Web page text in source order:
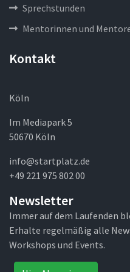
Sprechstunden
Mentorinnen und
Kontakt
Köln
Im Mediapark 5
50670 Köln
info@startplatz.de
+49 221 975 802 00
Newsletter
Immer auf dem Laufenden
Erhalte regelmäßig alle
Workshops und Events.